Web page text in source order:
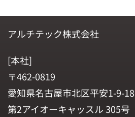
アルチテック株式会社
[本社]
〒462-0819
愛知県名古屋市北区平安1-9-18
第2アイオーキャッスル 305号